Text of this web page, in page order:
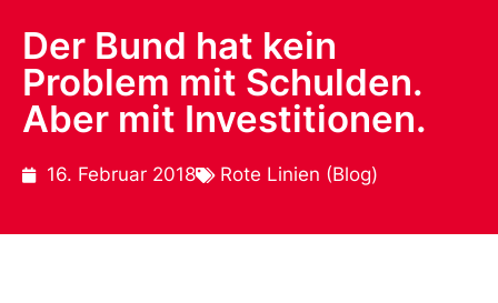
Der Bund hat kein
Problem mit Schulden.
Aber mit Investitionen.
16. Februar 2018 Rote Linien (Blog)